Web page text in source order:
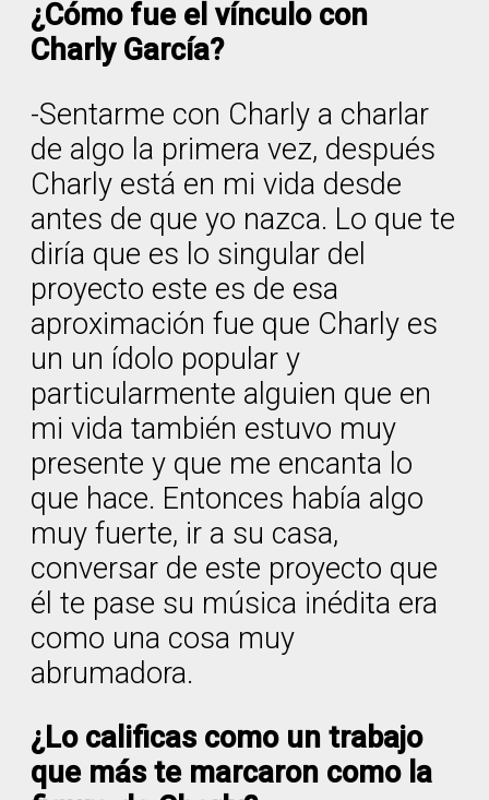
¿Cómo fue el vínculo con
Charly García?
-Sentarme con Charly a charlar
de algo la primera vez, después
Charly está en mi vida desde
antes de que yo nazca. Lo que te
diría que es lo singular del
proyecto este es de esa
aproximación fue que Charly es
un un ídolo popular y
particularmente alguien que en
mi vida también estuvo muy
presente y que me encanta lo
que hace. Entonces había algo
muy fuerte, ir a su casa,
conversar de este proyecto que
él te pase su música inédita era
como una cosa muy
abrumadora.
¿Lo calificas como un trabajo
que más te marcaron como la